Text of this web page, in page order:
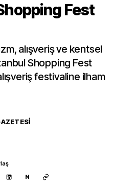
Fest
alışveriş ve kentsel
Shopping Fest
festivaline ilham
N